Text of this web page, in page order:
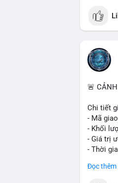
📰
🚨
Chi tiết
- Mã
- Khối
- Giá trị
- Thời
Một khối
Đọc thêm